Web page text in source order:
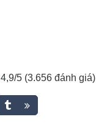
4,9/5 (3.656 đánh giá)